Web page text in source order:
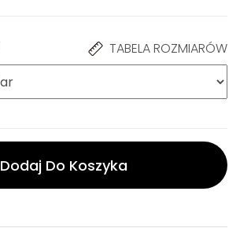
TABELA ROZMIARÓW
Dodaj Do Koszyka